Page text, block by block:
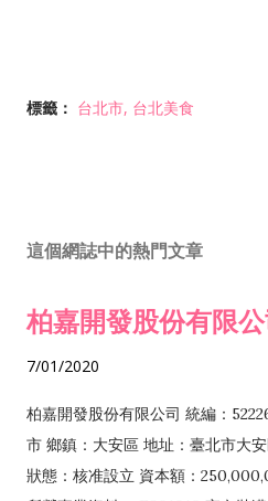
標籤： 台北市 台北美食
這個網誌中的熱門文章
柏嘉開發股份有限
7/01/2020
柏嘉開發股份有限公司 統編：
市 鄉鎮：大安區 地址：臺北市大
狀態：核准設立 資本額：